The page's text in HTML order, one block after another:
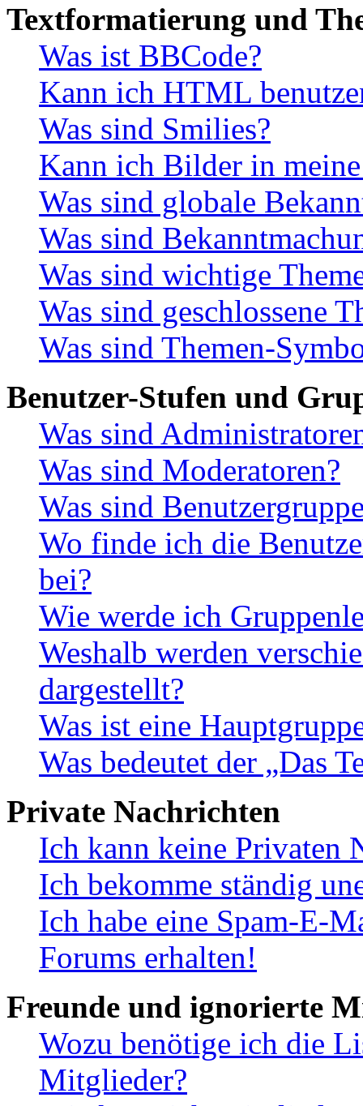
Textformatierung und
Was ist BBCode?
Kann ich HTML
Was sind Smilies?
Kann ich Bilder in
Was sind globale
Was sind
Was sind wichtige
Was sind geschlossene
Was sind Themen-
Benutzer-Stufen und
Was sind
Was sind Moderatoren?
Was sind
Wo finde ich die
bei?
Wie werde ich
Weshalb werden
dargestellt?
Was ist eine
Was bedeutet der „Das
Private Nachrichten
Ich kann keine Privaten
Ich bekomme ständig
Ich habe eine Spam-E-
Forums erhalten!
Freunde und ignorierte
Wozu benötige ich die
Mitglieder?